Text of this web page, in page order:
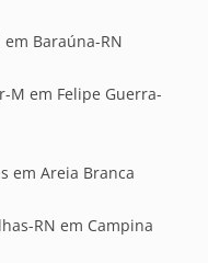
Baraúna-RN
M em Felipe Guerra-
em Areia Branca
RN em Campina